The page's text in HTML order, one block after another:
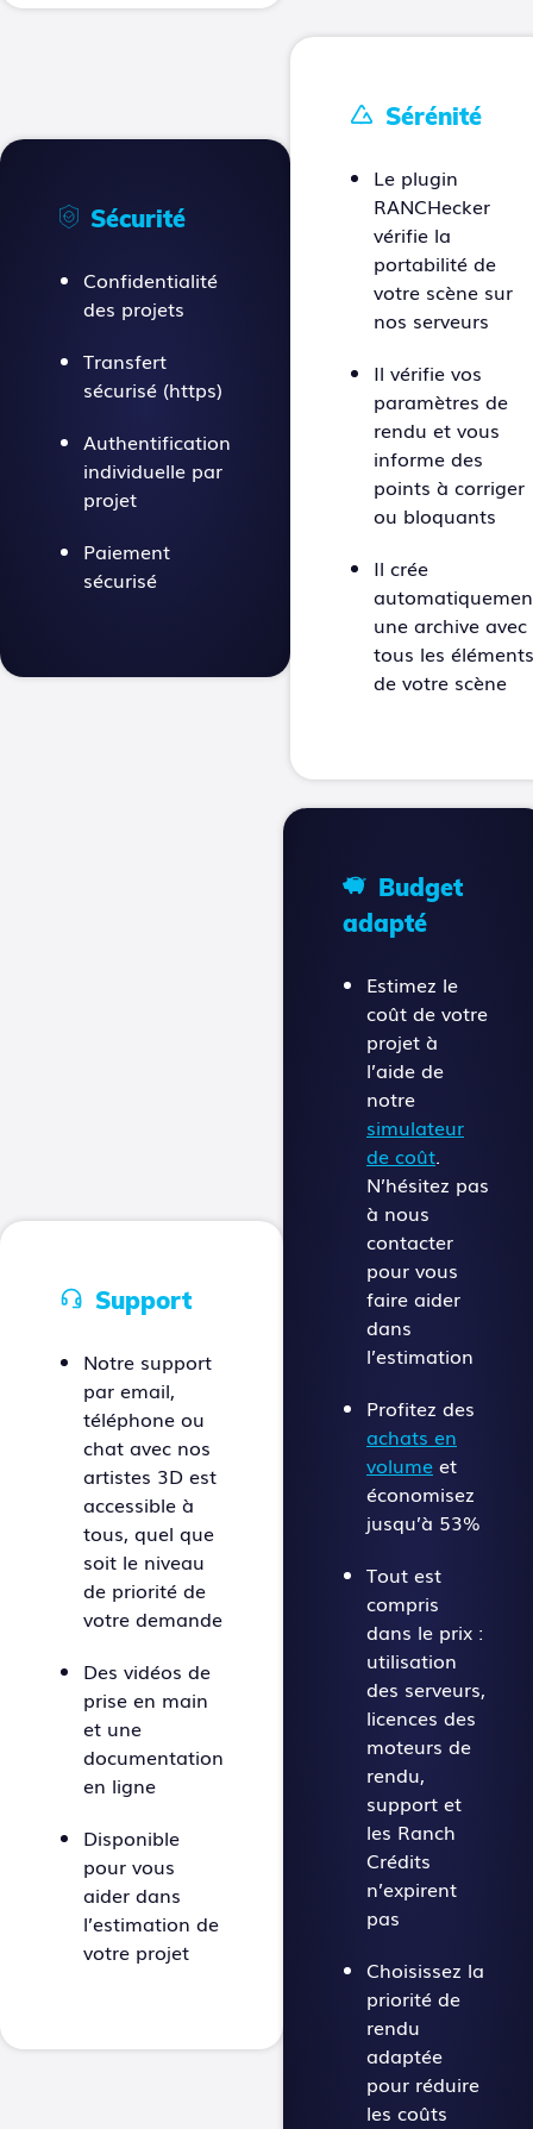
Sécurité
Confidentialité
des projets
Transfert
sécurisé (https)
Authentification
individuelle par
projet
Paiement
sécurisé
Sérénité
Le plugin
RANCHecker
vérifie la
portabilité de
votre scène sur
nos serveurs
Il vérifie vos
paramètres de
rendu et vous
informe des
points à corriger
ou bloquants
Il crée
une archive avec
tous les éléments
de votre scène
Support
Notre support
par email,
téléphone ou
chat avec nos
artistes 3D est
accessible à
tous, quel que
soit le niveau
de priorité de
votre demande
Des vidéos de
prise en main
et une
documentation
en ligne
Disponible
pour vous
aider dans
l’estimation de
votre projet
Budget
adapté
Estimez le
coût de votre
projet à
l’aide de
notre
simulateur
de coût.
N’hésitez pas
à nous
contacter
pour vous
faire aider
dans
l’estimation
Profitez des
achats en
volume et
économisez
jusqu’à 53%
Tout est
compris
dans le prix :
utilisation
des serveurs,
licences des
moteurs de
rendu,
support et
les Ranch
Crédits
n’expirent
pas
Choisissez la
priorité de
rendu
adaptée
pour réduire
les coûts